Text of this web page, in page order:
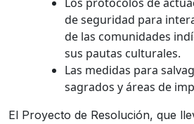
de seguridad para
de las comunidades
sus pautas culturales.
Las medidas para
sagrados y áreas de
El Proyecto de Resolución, que